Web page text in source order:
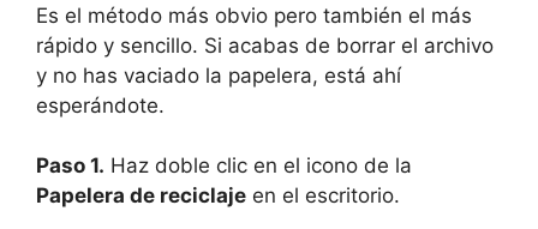
Es el método más obvio pero también el más
rápido y sencillo. Si acabas de borrar el archivo
y no has vaciado la papelera, está ahí
esperándote.
Paso 1. Haz doble clic en el icono de la
Papelera de reciclaje en el escritorio.